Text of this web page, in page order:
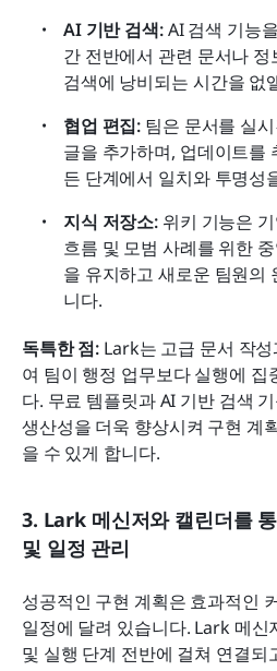
AI 기반 검색: AI 검색 기능
간 전반에서 관련 문서나
검색에 낭비되는 시간을 없
협업 편집: 팀은 문서를 실
글을 추가하며, 업데이트를
든 단계에서 일치와 투명성
지식 저장소: 위키 기능은
흐름 및 모범 사례를 위한
을 유지하고 새로운 팀원의
니다.
독특한 점: Lark는 고급 문서 작
여 팀이 행정 업무보다 실행에 집
다. 무료 템플릿과 AI 기반 검색
생산성을 더욱 향상시켜 구현 계
을 수 있게 합니다.
3. Lark 메신저와 캘린더를
및 일정 관리
성공적인 구현 계획은 효과적인
일정에 달려 있습니다. Lark 메신
및 실행 단계 전반에 걸쳐 연결되